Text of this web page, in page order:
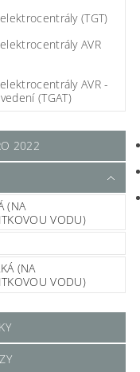
(TGT)
AVR
AVR -
(TGAT)
2022
(NA
VODU)
(NA
VODU)